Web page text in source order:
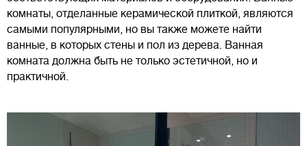
комнаты, отделанные керамической плиткой, являются
самыми популярными, но вы также можете найти
ванные, в которых стены и пол из дерева. Ванная
комната должна быть не только эстетичной, но и
практичной.